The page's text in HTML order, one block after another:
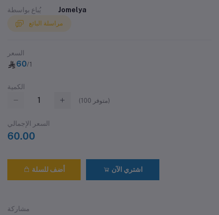
يُباع بواسطة Jomelya
مراسلة البائع
السعر
60/1
الكمية
(100 متوفر)
السعر الإجمالي
60.00
أضف للسلة اشتري الآن
مشاركة